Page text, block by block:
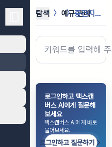
탐색 예규·판례 중간지급조건부로 보아 사실과 다른 세...
로그인하고 택스캔
버스 AI에게 질문해
보세요
택스캔버스 AI에게 바로
물어보세요.
로그인하고 질문하기